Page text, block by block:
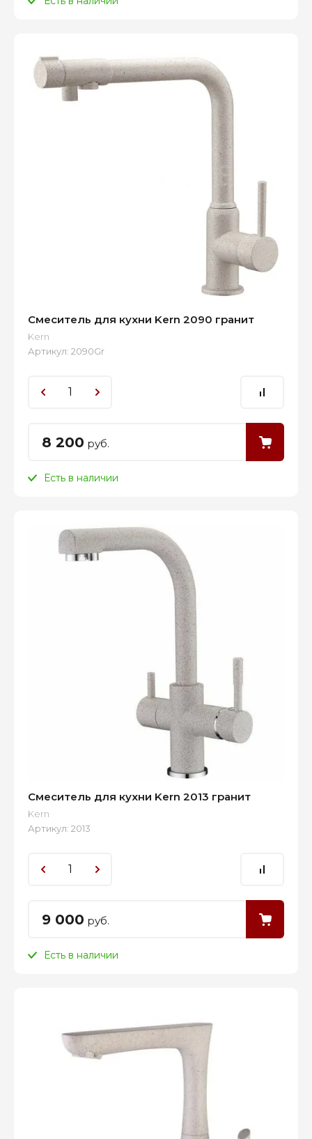
Смеситель для кухни Kern 2090 гранит
Kern
Артикул: 2090Gr
8 200 руб.
Есть в наличии
Смеситель для кухни Kern 2013 гранит
Kern
Артикул: 2013
9 000 руб.
Есть в наличии